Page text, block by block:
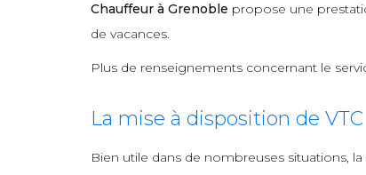
Chauffeur à Grenoble propose une
de vacances.
Plus de renseignements concernant le
La mise à disposition de
Bien utile dans de nombreuses situations, la